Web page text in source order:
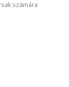
számára